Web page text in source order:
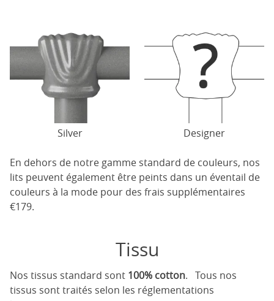
Silver Designer
En dehors de notre gamme standard de couleurs, nos
lits peuvent également être peints dans un éventail de
couleurs à la mode pour des frais supplémentaires
€179.
Tissu
Nos tissus standard sont 100% cotton. Tous nos
tissus sont traités selon les réglementations